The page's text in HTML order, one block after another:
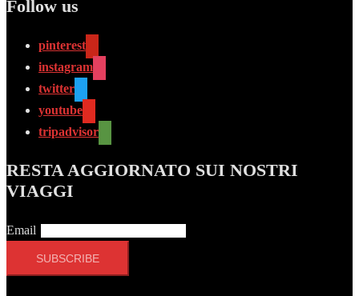
Follow us
pinterest
instagram
twitter
youtube
tripadvisor
RESTA AGGIORNATO SUI NOSTRI
VIAGGI
Email